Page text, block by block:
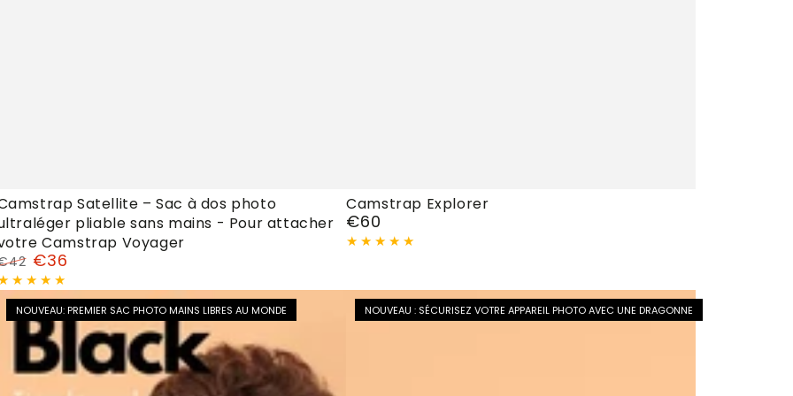
dos
photo
ultraléger
Satellite – Sac à dos photo
pliable sans mains - Pour attacher
Camstrap Voyager
Prix
de
vente
€36
Camstrap
Explorer
Camstrap Explorer
Prix
normal
€60
NOUVEAU: PREMIER SAC PHOTO MAINS LIBRES AU MONDE NOUVEAU : SÉCURISEZ VOTRE APPAREIL PHOTO AVEC UNE DRAGONNE